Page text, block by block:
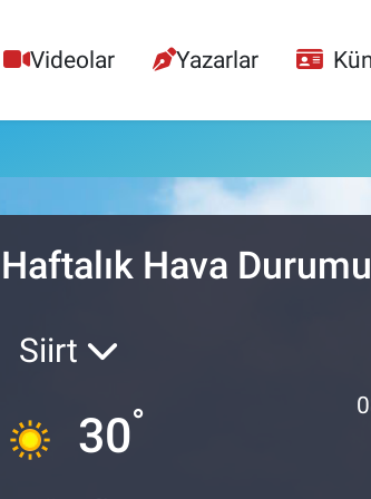
Videolar Yazarlar
Hava
Siirt
30°